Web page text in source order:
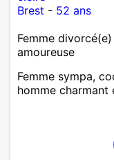
Brest - 52 ans
Femme
amoureuse
Femme sympa,
homme charmant